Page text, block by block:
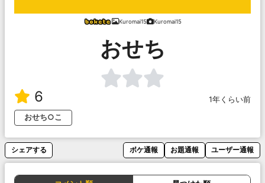
Kuromai15 Kuromai15
おせち
6
1年くらい前
おせち○こ
シェアする ボケ通報 お題通報 ユーザー通報